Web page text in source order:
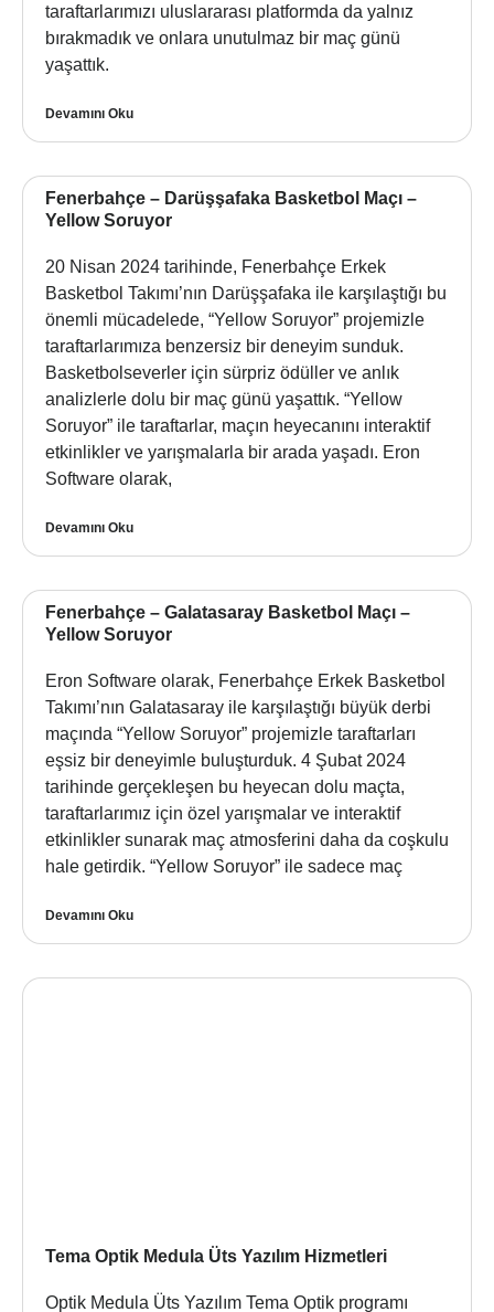
taraftarlarımızı uluslararası platformda da yalnız
bırakmadık ve onlara unutulmaz bir maç günü
yaşattık.
Devamını Oku
Fenerbahçe – Darüşşafaka Basketbol Maçı –
Yellow Soruyor
20 Nisan 2024 tarihinde, Fenerbahçe Erkek
Basketbol Takımı’nın Darüşşafaka ile karşılaştığı bu
önemli mücadelede, “Yellow Soruyor” projemizle
taraftarlarımıza benzersiz bir deneyim sunduk.
Basketbolseverler için sürpriz ödüller ve anlık
analizlerle dolu bir maç günü yaşattık. “Yellow
Soruyor” ile taraftarlar, maçın heyecanını interaktif
etkinlikler ve yarışmalarla bir arada yaşadı. Eron
Software olarak,
Devamını Oku
Fenerbahçe – Galatasaray Basketbol Maçı –
Yellow Soruyor
Eron Software olarak, Fenerbahçe Erkek Basketbol
Takımı’nın Galatasaray ile karşılaştığı büyük derbi
maçında “Yellow Soruyor” projemizle taraftarları
eşsiz bir deneyimle buluşturduk. 4 Şubat 2024
tarihinde gerçekleşen bu heyecan dolu maçta,
taraftarlarımız için özel yarışmalar ve interaktif
etkinlikler sunarak maç atmosferini daha da coşkulu
hale getirdik. “Yellow Soruyor” ile sadece maç
Devamını Oku
Tema Optik Medula Üts Yazılım Hizmetleri
Optik Medula Üts Yazılım Tema Optik programı